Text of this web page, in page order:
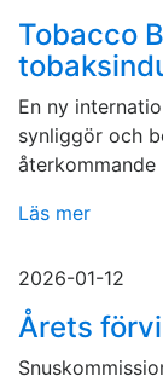
Tobacco
En ny
synliggör och
återkommande
Läs mer
2026-01-12
Årets